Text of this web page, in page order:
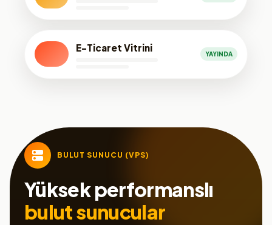
E-Ticaret Vitrini
YAYINDA
BULUT SUNUCU (VPS)
Yüksek performanslı
bulut sunucular